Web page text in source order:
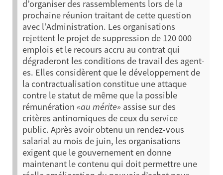
d’organiser des rassemblements lors de la
prochaine réunion traitant de cette question
avec l’Administration. Les organisations
rejettent le projet de suppression de 120 000
emplois et le recours accru au contrat qui
dégraderont les conditions de travail des agent-
es. Elles considèrent que le développement de
la contractualisation constitue une attaque
contre le statut de même que la possible
rémunération «au mérite» assise sur des
critères antinomiques de ceux du service
public. Après avoir obtenu un rendez-vous
salarial au mois de juin, les organisations
exigent que le gouvernement en donne
maintenant le contenu qui doit permettre une